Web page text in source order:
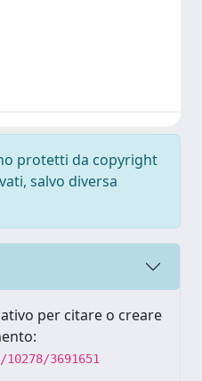
protetti da copyright
salvo diversa
per citare o creare
3691651